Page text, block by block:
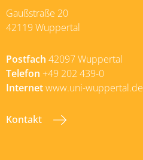
Gaußstraße 20
42119 Wuppertal
Postfach 42097 Wuppertal
Telefon +49 202 439-0
Internetwww.uni-wuppertal.de
Kontakt